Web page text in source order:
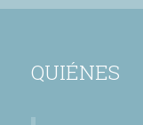
QUIÉNES